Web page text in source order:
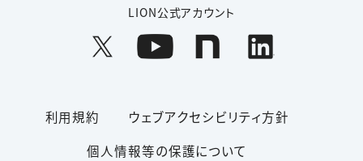
LION公式アカウント
利用規約
ウェブアクセシビリティ方針
個人情報等の保護について